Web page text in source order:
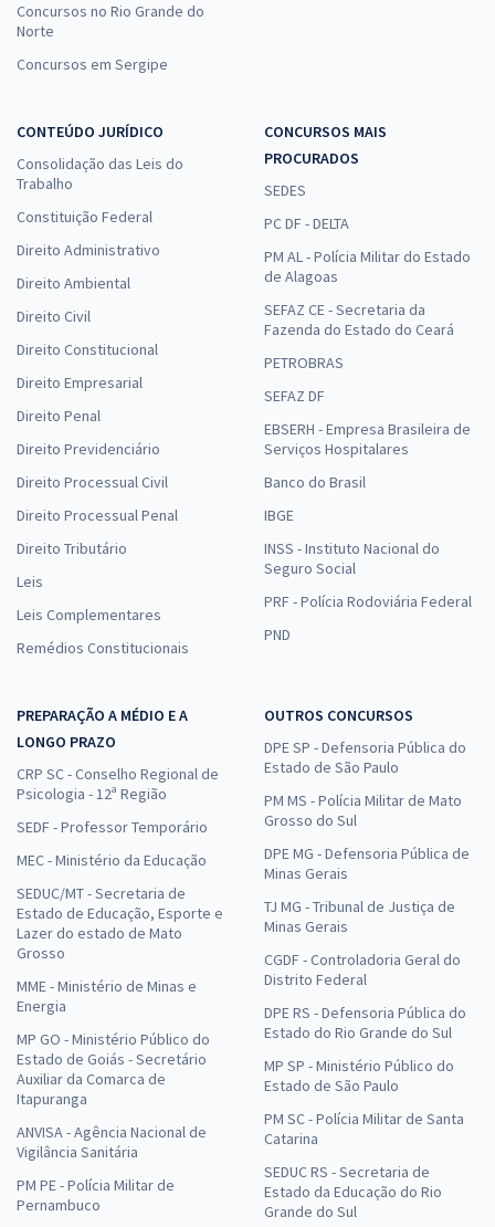
Concursos no Rio Grande do
Norte
Concursos em Sergipe
CONTEÚDO JURÍDICO
Consolidação das Leis do
Trabalho
Constituição Federal
Direito Administrativo
Direito Ambiental
Direito Civil
Direito Constitucional
Direito Empresarial
Direito Penal
Direito Previdenciário
Direito Processual Civil
Direito Processual Penal
Direito Tributário
Leis
Leis Complementares
Remédios Constitucionais
CONCURSOS MAIS
PROCURADOS
SEDES
PC DF - DELTA
PM AL - Polícia Militar do Estado
de Alagoas
SEFAZ CE - Secretaria da
Fazenda do Estado do Ceará
PETROBRAS
SEFAZ DF
EBSERH - Empresa Brasileira de
Serviços Hospitalares
Banco do Brasil
IBGE
INSS - Instituto Nacional do
Seguro Social
PRF - Polícia Rodoviária Federal
PND
PREPARAÇÃO A MÉDIO E A
LONGO PRAZO
CRP SC - Conselho Regional de
Psicologia - 12ª Região
SEDF - Professor Temporário
MEC - Ministério da Educação
SEDUC/MT - Secretaria de
Estado de Educação, Esporte e
Lazer do estado de Mato
Grosso
MME - Ministério de Minas e
Energia
MP GO - Ministério Público do
Estado de Goiás - Secretário
Auxiliar da Comarca de
Itapuranga
ANVISA - Agência Nacional de
Vigilância Sanitária
PM PE - Polícia Militar de
Pernambuco
OUTROS CONCURSOS
DPE SP - Defensoria Pública do
Estado de São Paulo
PM MS - Polícia Militar de Mato
Grosso do Sul
DPE MG - Defensoria Pública de
Minas Gerais
TJ MG - Tribunal de Justiça de
Minas Gerais
CGDF - Controladoria Geral do
Distrito Federal
DPE RS - Defensoria Pública do
Estado do Rio Grande do Sul
MP SP - Ministério Público do
Estado de São Paulo
PM SC - Polícia Militar de Santa
Catarina
SEDUC RS - Secretaria de
Estado da Educação do Rio
Grande do Sul